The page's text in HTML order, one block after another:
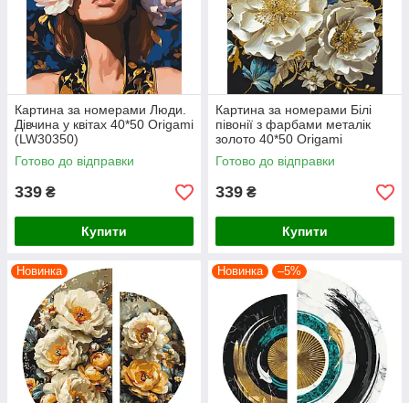
Картина за номерами Люди.
Дівчина у квітах 40*50 Origami
(LW30350)
Готово до відправки
339 ₴
Купити
Картина за номерами Білі
півонії з фарбами металік
золото 40*50 Origami
(LW30410)
Готово до відправки
339 ₴
Купити
Новинка Новинка –5%